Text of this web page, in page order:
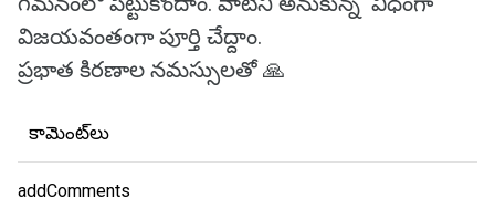
విజయవంతంగా పూర్తి చేద్దాం.
ప్రభాత కిరణాల నమస్సులతో 🙏
కామెంట్‌లు
addComments